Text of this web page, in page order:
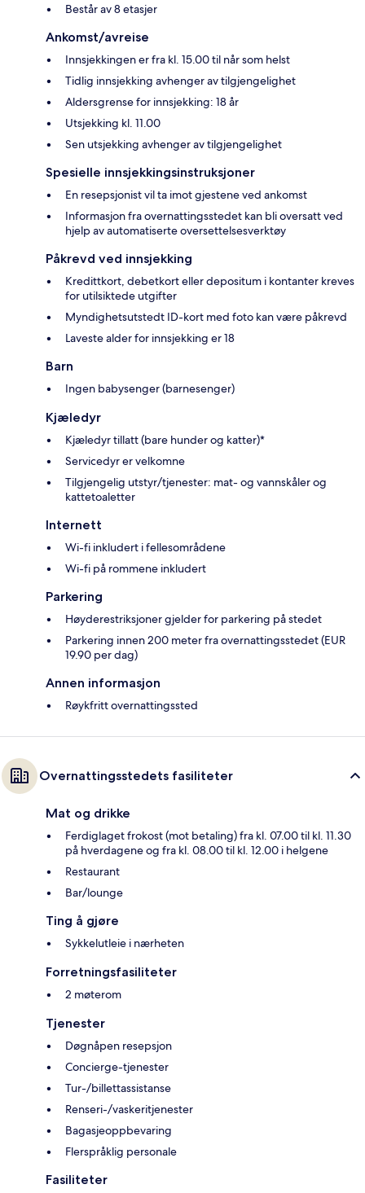
Består av 8 etasjer
Ankomst/avreise
Innsjekkingen er fra kl. 15.00 til når som helst
Tidlig innsjekking avhenger av tilgjengelighet
Aldersgrense for innsjekking: 18 år
Utsjekking kl. 11.00
Sen utsjekking avhenger av tilgjengelighet
Spesielle innsjekkingsinstruksjoner
En resepsjonist vil ta imot gjestene ved ankomst
Informasjon fra overnattingsstedet kan bli oversatt ved
hjelp av automatiserte oversettelsesverktøy
Påkrevd ved innsjekking
Kredittkort, debetkort eller depositum i kontanter kreves
for utilsiktede utgifter
Myndighetsutstedt ID-kort med foto kan være påkrevd
Laveste alder for innsjekking er 18
Barn
Ingen babysenger (barnesenger)
Kjæledyr
Kjæledyr tillatt (bare hunder og katter)*
Servicedyr er velkomne
Tilgjengelig utstyr/tjenester: mat- og vannskåler og
kattetoaletter
Internett
Wi-fi inkludert i fellesområdene
Wi-fi på rommene inkludert
Parkering
Høyderestriksjoner gjelder for parkering på stedet
Parkering innen 200 meter fra overnattingsstedet (EUR
19.90 per dag)
Annen informasjon
Røykfritt overnattingssted
Overnattingsstedets fasiliteter
Mat og drikke
Ferdiglaget frokost (mot betaling) fra kl. 07.00 til kl. 11.30
på hverdagene og fra kl. 08.00 til kl. 12.00 i helgene
Restaurant
Bar/lounge
Ting å gjøre
Sykkelutleie i nærheten
Forretningsfasiliteter
2 møterom
Tjenester
Døgnåpen resepsjon
Concierge-tjenester
Tur-/billettassistanse
Renseri-/vaskeritjenester
Bagasjeoppbevaring
Flerspråklig personale
Fasiliteter